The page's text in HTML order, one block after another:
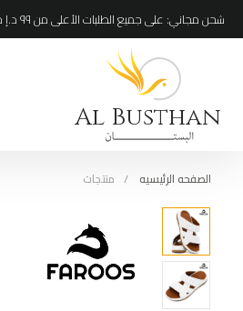
شحن مجاني: على جميع الطلبات الأعلى من ٩٩ د.إ ماعدا المنطقة الغربية
Al Busthan
الصفحه الرئيسيه منتجات